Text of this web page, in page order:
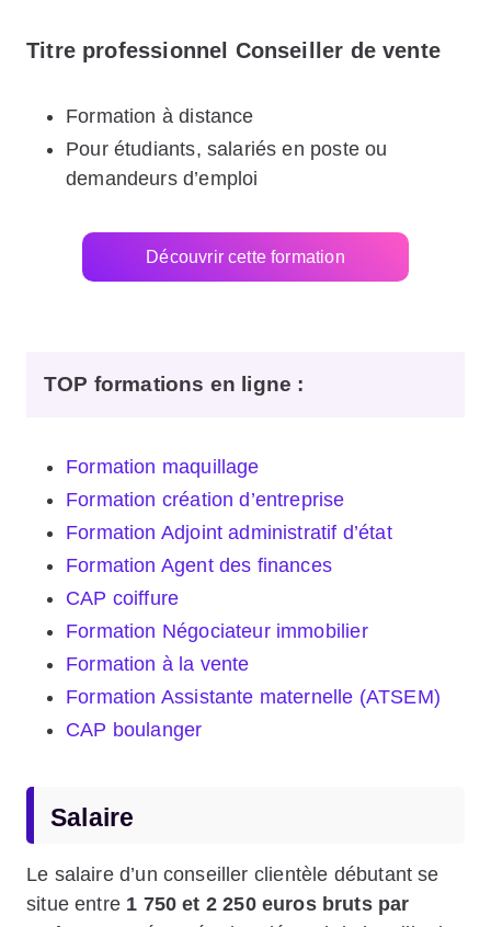
Titre professionnel Conseiller de vente
Formation à distance
Pour étudiants, salariés en poste ou
demandeurs d’emploi
Découvrir cette formation
TOP formations en ligne :
Formation maquillage
Formation création d’entreprise
Formation Adjoint administratif d’état
Formation Agent des finances
CAP coiffure
Formation Négociateur immobilier
Formation à la vente
Formation Assistante maternelle (ATSEM)
CAP boulanger
Salaire
Le salaire d’un conseiller clientèle débutant se
situe entre 1 750 et 2 250 euros bruts par